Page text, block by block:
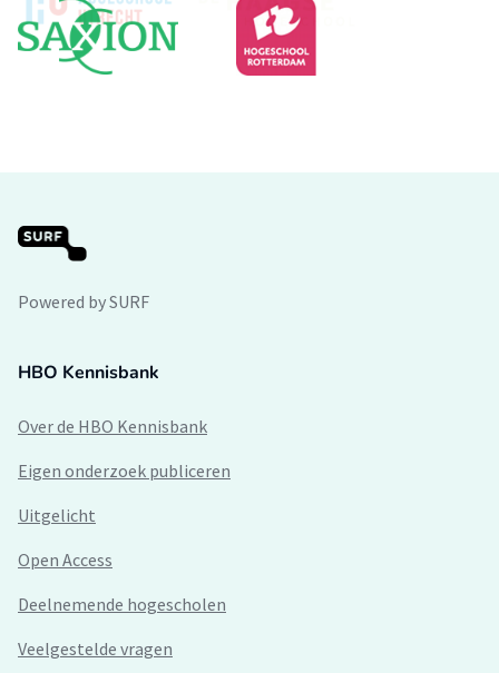
Powered by SURF
HBO Kennisbank
Over de HBO Kennisbank
Eigen onderzoek publiceren
Uitgelicht
Open Access
Deelnemende hogescholen
Veelgestelde vragen